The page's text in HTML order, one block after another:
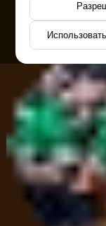
духа и